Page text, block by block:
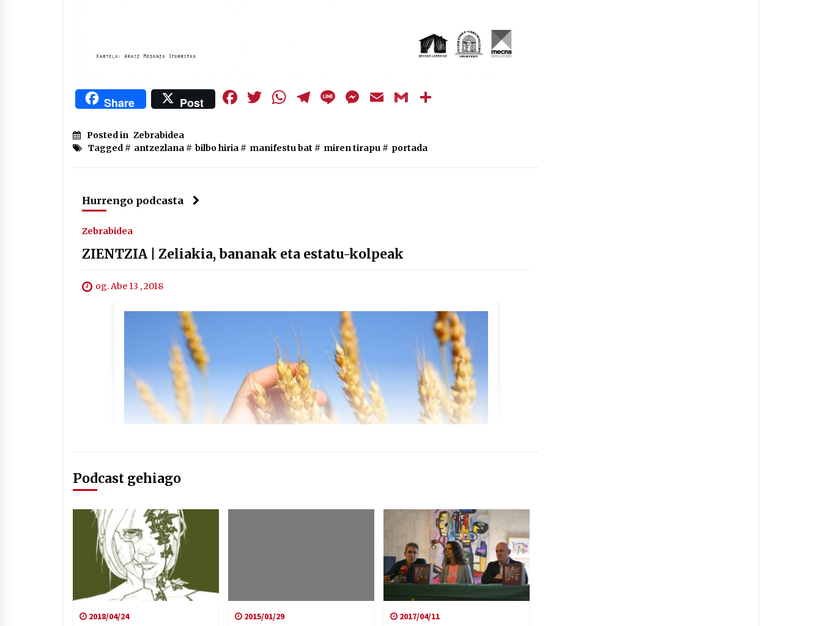
Share Post Facebook
Twitter
WhatsApp
Telegram
LineMessenger
EmailGmail
Posted in Zebrabidea
Tagged # antzezlana # bilbo hiria # manifestu bat # miren tirapu # portada
Hurrengo podcasta
Zebrabidea
ZIENTZIA | Zeliakia, bananak eta estatu-kolpeak
og. Abe 13 , 2018
Podcast gehiago
2018/04/24 2015/01/29 2017/04/11